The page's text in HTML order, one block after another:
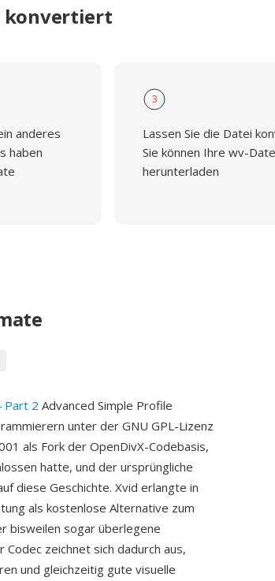
konvertiert
anderes
haben
3
Lassen Sie die Datei
Sie können Ihre wv-
herunterladen
Part 2 Advanced Simple Profile
unter der GNU GPL-Lizenz
als Fork der OpenDivX-Codebasis,
hatte, und der ursprüngliche
diese Geschichte. Xvid erlangte in
als kostenlose Alternative zum
bisweilen sogar überlegene
zeichnet sich dadurch aus,
und gleichzeitig gute visuelle